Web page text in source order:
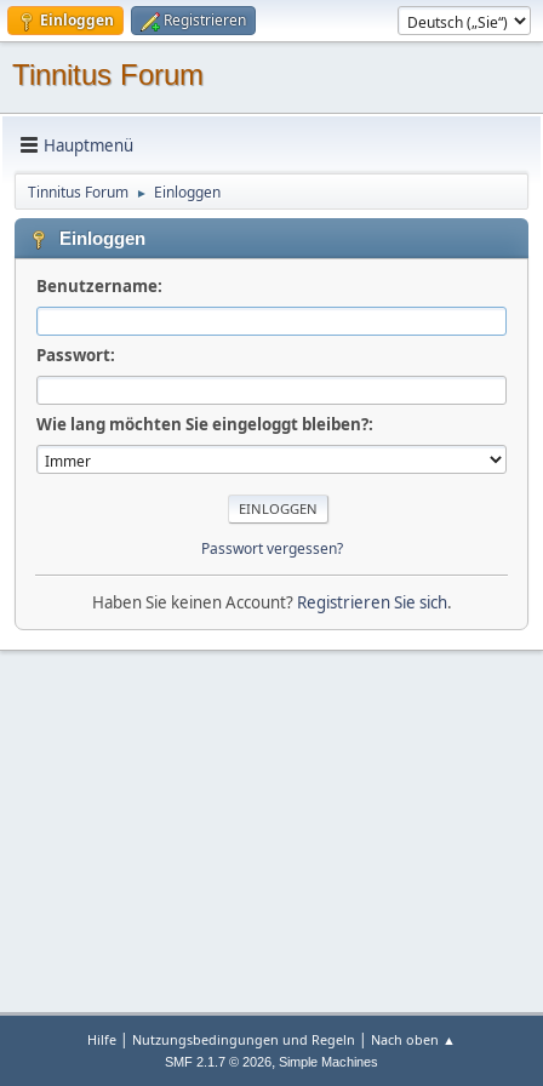
Einloggen Registrieren
Tinnitus Forum
Hauptmenü
Tinnitus Forum ► Einloggen
Einloggen
Benutzername:
Passwort:
Wie lang möchten Sie eingeloggt bleiben?:
Passwort vergessen?
Haben Sie keinen Account? Registrieren Sie sich.
Hilfe | Nutzungsbedingungen und Regeln | Nach oben ▲
SMF 2.1.7 © 2026, Simple Machines